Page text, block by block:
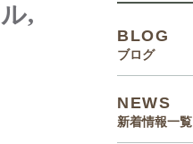
,
BLOG
ブログ
NEWS
新着情報一覧